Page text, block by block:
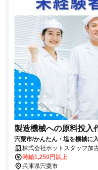
製造機械への原料投入
宍粟市/かんたん・塩を機械に
なし株式会社ホットスタッフ加
時給1,250円以上
兵庫県宍粟市